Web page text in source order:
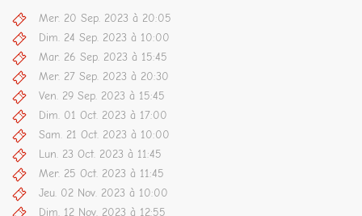
Mer. 20 Sep. 2023 à 20:05
Dim. 24 Sep. 2023 à 10:00
Mar. 26 Sep. 2023 à 15:45
Mer. 27 Sep. 2023 à 20:30
Ven. 29 Sep. 2023 à 15:45
Dim. 01 Oct. 2023 à 17:00
Sam. 21 Oct. 2023 à 10:00
Lun. 23 Oct. 2023 à 11:45
Mer. 25 Oct. 2023 à 11:45
Jeu. 02 Nov. 2023 à 10:00
Dim. 12 Nov. 2023 à 12:55